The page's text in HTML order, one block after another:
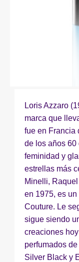
"Esta
Ménardo
Loris Azzaro
marca que
fue en Francia
de los años 60
feminidad y
estrellas más
Minelli,
en 1975, es
Couture. Le
sigue siendo
creaciones
perfumados
Silver Black y